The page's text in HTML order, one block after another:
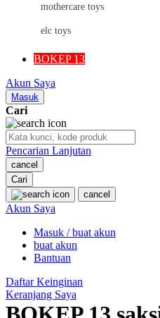
Oh Ma Grain
P
Peachy
Phil & Ted's
Philips Avent
Pigeon
mothercare toys
elc toys
BOKEP 13
Akun Saya
Masuk
Cari
Pencarian Lanjutan
cancel
Cari
cancel
Akun Saya
Masuk / buat akun
buat akun
Bantuan
Daftar Keinginan
Keranjang Saya